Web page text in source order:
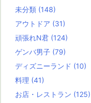
未分類 (148)
アウトドア (31)
頑張れN君 (124)
ゲンバ男子 (79)
ディズニーランド (10)
料理 (41)
お店・レストラン (125)